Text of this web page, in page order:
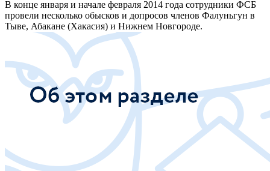
В конце января и начале февраля 2014 года сотрудники ФСБ
провели несколько обысков и допросов членов Фалуньгун в
Тыве, Абакане (Хакасия) и Нижнем Новгороде.